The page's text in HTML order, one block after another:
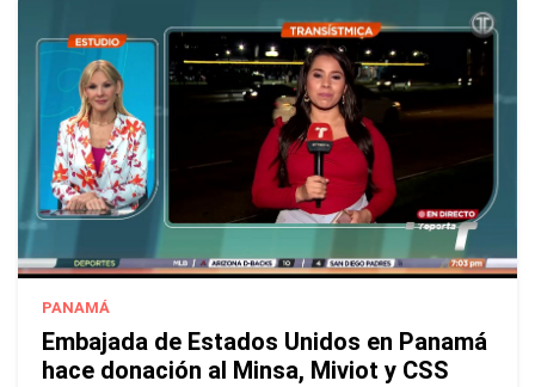
PANAMÁ
Embajada de Estados Unidos en Panamá
hace donación al Minsa, Miviot y CSS